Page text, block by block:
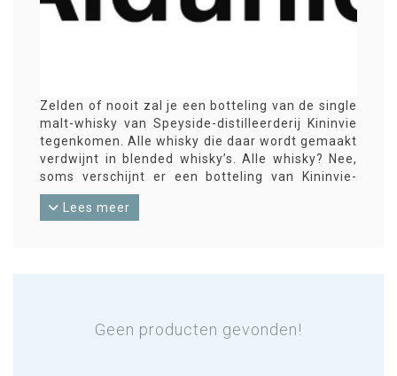
Zelden of nooit zal je een botteling van de single
malt-whisky van Speyside-distilleerderij Kininvie
tegenkomen. Alle whisky die daar wordt gemaakt
verdwijnt in blended whisky’s. Alle whisky? Nee,
soms verschijnt er een botteling van Kininvie-
whisky waar dan een theelepel Balvenie of
Glenfiddich doorheen is gedaan. Dat is dan
Lees meer
Geen producten gevonden!